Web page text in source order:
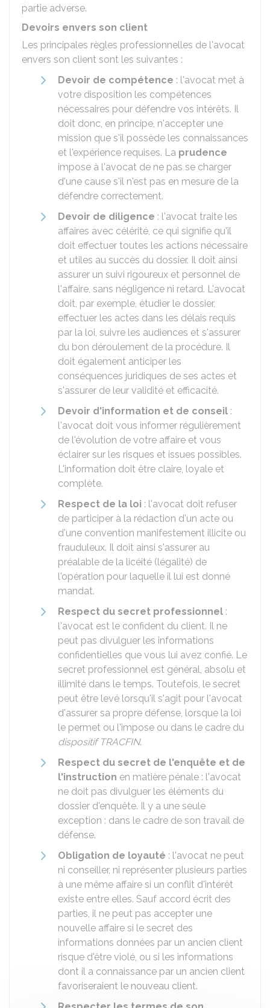
partie adverse.
Devoirs envers son client
Les principales règles professionnelles de l'avocat
envers son client sont les suivantes :
Devoir de compétence : l'avocat met à
votre disposition les compétences
nécessaires pour défendre vos intérêts. Il
doit donc, en principe, n'accepter une
mission que s'il possède les connaissances
et l'expérience requises. La prudence
impose à l'avocat de ne pas se charger
d'une cause s'il n'est pas en mesure de la
défendre correctement.
Devoir de diligence : l'avocat traite les
affaires avec célérité, ce qui signifie qu'il
doit effectuer toutes les actions nécessaire
et utiles au succès du dossier. Il doit ainsi
assurer un suivi rigoureux et personnel de
l'affaire, sans négligence ni retard. L'avocat
doit, par exemple, étudier le dossier,
effectuer les actes dans les délais requis
par la loi, suivre les audiences et s'assurer
du bon déroulement de la procédure. Il
doit également anticiper les
conséquences juridiques de ses actes et
s'assurer de leur validité et efficacité.
Devoir d'information et de conseil :
l'avocat doit vous informer régulièrement
de l'évolution de votre affaire et vous
éclairer sur les risques et issues possibles.
L'information doit être claire, loyale et
complète.
Respect de la loi : l'avocat doit refuser
de participer à la rédaction d'un acte ou
d'une convention manifestement illicite ou
frauduleux. Il doit ainsi s'assurer au
préalable de la licéité (légalité) de
l'opération pour laquelle il lui est donné
mandat.
Respect du secret professionnel :
l'avocat est le confident du client. Il ne
peut pas divulguer les informations
confidentielles que vous lui avez confié. Le
secret professionnel est général, absolu et
illimité dans le temps. Toutefois, le secret
peut être levé lorsqu'il s'agit pour l'avocat
d'assurer sa propre défense, lorsque la loi
le permet ou l'impose ou dans le cadre du
dispositif TRACFIN.
Respect du secret de l'enquête et de
l'instruction en matière pénale : l'avocat
ne doit pas divulguer les éléments du
dossier d'enquête. Il y a une seule
exception : dans le cadre de son travail de
défense.
Obligation de loyauté : l'avocat ne peut
ni conseiller, ni représenter plusieurs parties
à une même affaire si un conflit d'intérêt
existe entre elles. Sauf accord écrit des
parties, il ne peut pas accepter une
nouvelle affaire si le secret des
informations données par un ancien client
risque d'être violé, ou si les informations
dont il a connaissance par un ancien client
favoriseraient le nouveau client.